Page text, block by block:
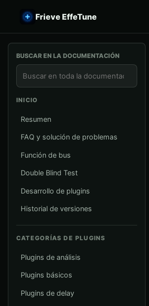
Frieve EffeTune
BUSCAR EN LA DOCUMENTACIÓN
INICIO
Resumen
FAQ y solución de problemas
Función de bus
Double Blind Test
Desarrollo de plugins
Historial de versiones
CATEGORÍAS DE PLUGINS
Plugins de análisis
Plugins básicos
Plugins de delay